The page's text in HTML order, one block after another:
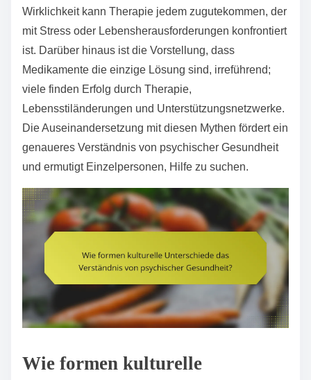
Wirklichkeit kann Therapie jedem zugutekommen, der
mit Stress oder Lebensherausforderungen konfrontiert
ist. Darüber hinaus ist die Vorstellung, dass
Medikamente die einzige Lösung sind, irreführend;
viele finden Erfolg durch Therapie,
Lebensstiländerungen und Unterstützungsnetzwerke.
Die Auseinandersetzung mit diesen Mythen fördert ein
genaueres Verständnis von psychischer Gesundheit
und ermutigt Einzelpersonen, Hilfe zu suchen.
Wie formen kulturelle